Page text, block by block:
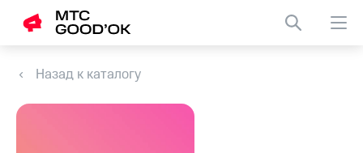
Назад к каталогу